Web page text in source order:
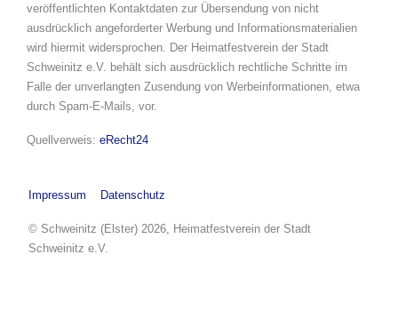
veröffentlichten Kontaktdaten zur Übersendung von nicht
ausdrücklich angeforderter Werbung und Informationsmaterialien
wird hiermit widersprochen. Der Heimatfestverein der Stadt
Schweinitz e.V. behält sich ausdrücklich rechtliche Schritte im
Falle der unverlangten Zusendung von Werbeinformationen, etwa
durch Spam-E-Mails, vor.
Quellverweis: eRecht24
Impressum Datenschutz
© Schweinitz (Elster) 2026, Heimatfestverein der Stadt
Schweinitz e.V.